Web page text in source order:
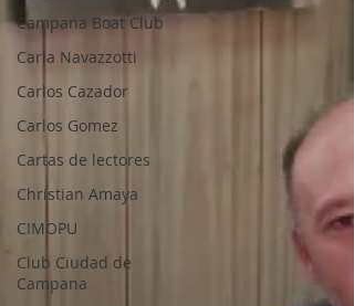
Campana Boat Club
Carla Navazzotti
Carlos Cazador
Carlos Gomez
Cartas de lectores
Christian Amaya
CIMOPU
Club Ciudad de
Campana